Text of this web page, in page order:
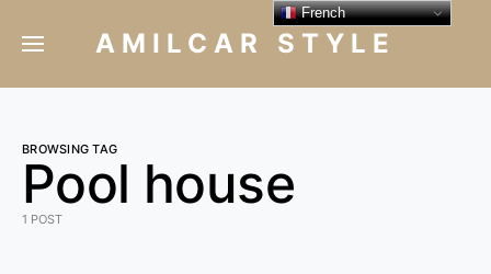
AMILCAR STYLE
BROWSING TAG
Pool house
1 POST
French